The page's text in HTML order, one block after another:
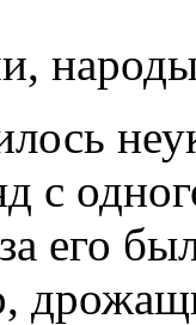
с
его